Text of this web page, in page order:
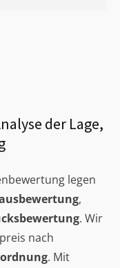
der Lage,
legen
,
. Wir
nach
. Mit